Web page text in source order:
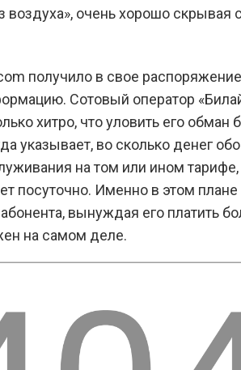
воздуха», очень хорошо скрывая
получило в свое распоряжение
Сотовый оператор
хитро, что уловить его обман
указывает, во сколько денег
на том или ином
посуточно. Именно в этом плане
вынуждая его платить
на самом деле.